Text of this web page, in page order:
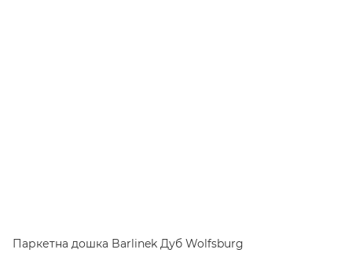
Паркетна дошка Barlinek Дуб Wolfsburg